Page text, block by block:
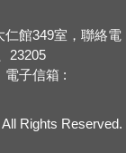
館349室，聯絡電
23205
電子信箱 :
All Rights Reserved.